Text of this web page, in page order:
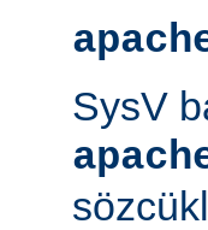
SysV